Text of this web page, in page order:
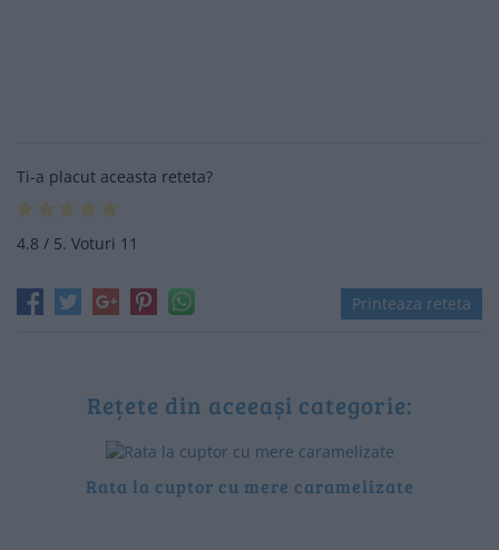
Ti-a placut aceasta reteta?
4.8 / 5. Voturi 11
Printeaza reteta
Rețete din aceeași categorie:
Rata la cuptor cu mere caramelizate